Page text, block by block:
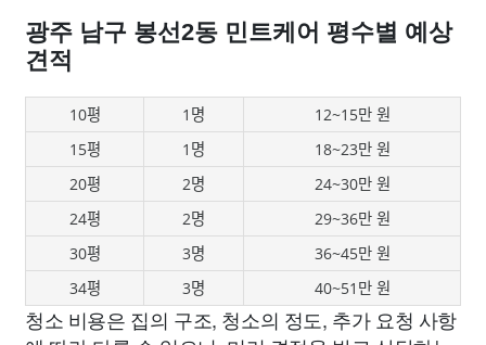
광주 남구 봉선2동 민트케어 평수별 예상
견적
10평 1명
12~15만 원
15평
1명
18~23만 원
20평
2명
24~30만 원
24평
2명
29~36만 원
30평
3명
36~45만 원
34평
3명 40~51만 원
청소 비용은 집의 구조, 청소의 정도, 추가 요청 사항